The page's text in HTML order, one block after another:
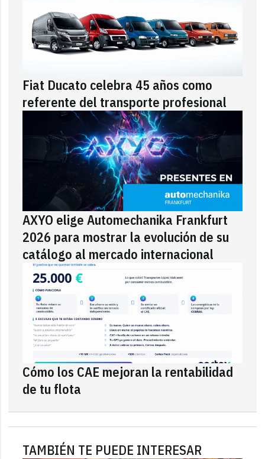
Fiat Ducato celebra 45 años como
referente del transporte profesional
AXYO elige Automechanika Frankfurt
2026 para mostrar la evolución de su
catálogo al mercado internacional
Cómo los CAE mejoran la rentabilidad
de tu flota
TAMBIÉN TE PUEDE INTERESAR